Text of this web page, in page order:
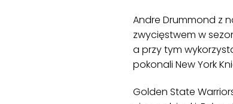
Andre Drummond z
zwycięstwem w
a przy tym
pokonali New York
Golden State